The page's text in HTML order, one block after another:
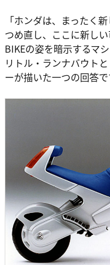
「ホンダは、まったく
つめ直し、ここに新し
BIKEの姿を暗示するマ
リトル・ランナバウト
ーが描いた一つの回答